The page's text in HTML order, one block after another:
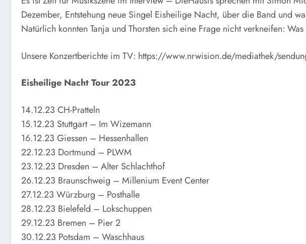
Dezember, Entstehung neue Singel Eisheilige Nacht, über die Band und
Natürlich konnten Tanja und Thorsten sich eine Frage nicht verkneifen:
Unsere Konzertberichte im TV: https://www.nrwision.de/mediathek/
Eisheilige Nacht Tour 2023
14.12.23 CH-Pratteln
15.12.23 Stuttgart – Im Wizemann
16.12.23 Giessen – Hessenhallen
22.12.23 Dortmund – PLWM
23.12.23 Dresden – Alter Schlachthof
26.12.23 Braunschweig – Millenium Event Center
27.12.23 Würzburg – Posthalle
28.12.23 Bielefeld – Lokschuppen
29.12.23 Bremen – Pier 2
30.12.23 Potsdam – Waschhaus